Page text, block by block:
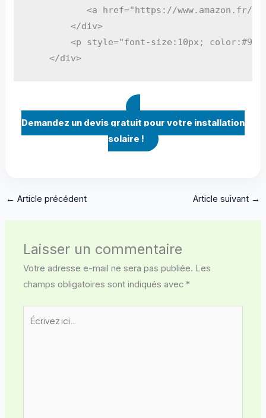
<a href="https://www.amazon.fr/
        </div>
<p style="font-size:10px;
    </div>
Demandez un devis gratuit pour votre installation
solaire !
← Article précédent Article suivant →
Laisser un commentaire
Votre adresse e-mail ne sera pas publiée. Les
champs obligatoires sont indiqués avec*
Écrivez